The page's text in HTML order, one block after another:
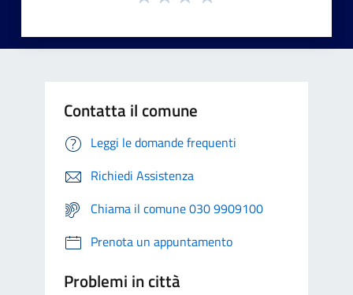
Contatta il comune
Leggi le domande frequenti
Richiedi Assistenza
Chiama il comune 030 9909100
Prenota un appuntamento
Problemi in città